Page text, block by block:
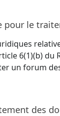
pour le
6(1)(b) du
un forum
des